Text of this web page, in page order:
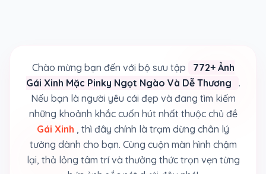
Chào mừng bạn đến với bộ sưu tập
772+ Ảnh
Gái Xinh Mặc Pinky Ngọt Ngào Và Dễ Thương
.
Nếu bạn là người yêu cái đẹp và đang tìm kiếm
những khoảnh khắc cuốn hút nhất thuộc chủ đề
Gái Xinh , thì đây chính là trạm dừng chân lý
tưởng dành cho bạn. Cùng cuộn màn hình chậm
lại, thả lỏng tâm trí và thưởng thức trọn vẹn từng